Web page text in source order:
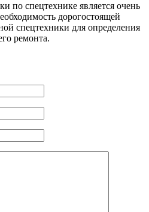
по спецтехнике является очень
дорогостоящей
спецтехники для определения
ремонта.